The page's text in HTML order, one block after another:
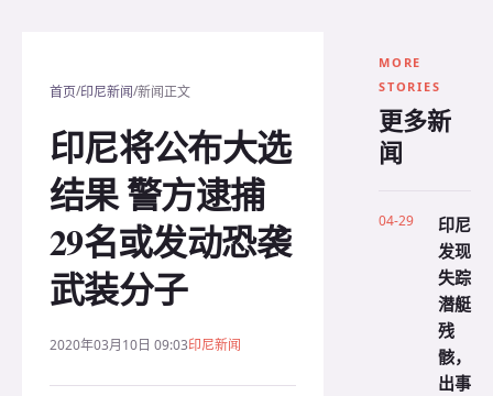
首页/印尼新闻/新闻正文
印尼将公布大选
结果 警方逮捕
29名或发动恐袭
武装分子
2020年03月10日 09:03印尼新闻
MORE
STORIES
更多新
闻
04-29
印尼
发现
失踪
潜艇
残
骸，
出事